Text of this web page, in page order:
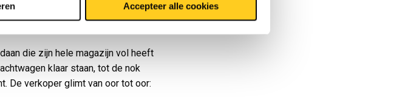
Accepteer alle cookies
die zijn hele magazijn vol heeft
klaar staan, tot de nok
De verkoper glimt van oor tot oor: